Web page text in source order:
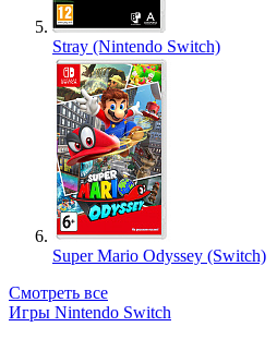
Stray (Nintendo Switch)
Super Mario Odyssey (Switch)
Смотреть все
Игры Nintendo Switch